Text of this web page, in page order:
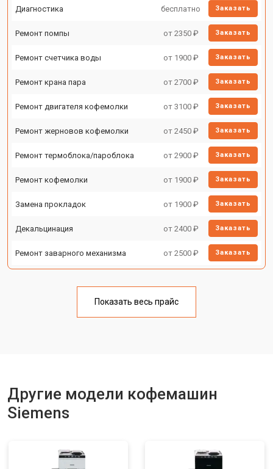
Диагностика бесплатно Заказать
Ремонт помпы от 2350 ₽ Заказать
Ремонт счетчика воды от 1900 ₽ Заказать
Ремонт крана пара от 2700 ₽ Заказать
Ремонт двигателя кофемолки от 3100 ₽ Заказать
Ремонт жерновов кофемолки от 2450 ₽ Заказать
Ремонт термоблока/пароблока от 2900 ₽ Заказать
Ремонт кофемолки от 1900 ₽ Заказать
Замена прокладок от 1900 ₽ Заказать
Декальцинация от 2400 ₽ Заказать
Ремонт заварного механизма от 2500 ₽ Заказать
Показать весь прайс
Другие модели кофемашин
Siemens